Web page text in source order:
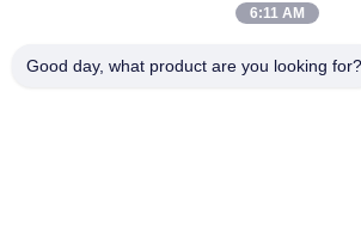
1500L Conche Σοκολάτας Μηχανή
6:11 AM
Good day, what product are you looking for?